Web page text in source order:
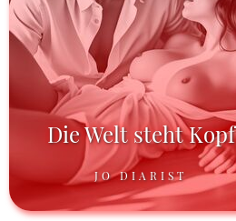
Die Welt steht Kopf
JO DIARIST